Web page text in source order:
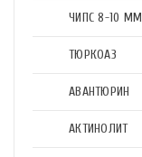
ЧИПС 8-10 ММ
ТЮРКОАЗ
АВАНТЮРИН
АКТИНОЛИТ